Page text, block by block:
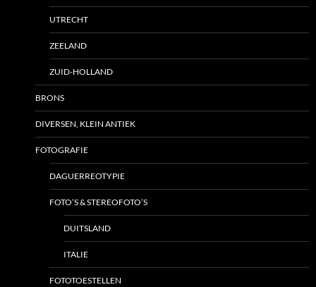
UTRECHT
ZEELAND
ZUID-HOLLAND
BRONS
DIVERSEN, KLEIN ANTIEK
FOTOGRAFIE
DAGUERREOTYPIE
FOTO’S & STEREOFOTO’S
DUITSLAND
ITALIE
FOTOTOESTELLEN